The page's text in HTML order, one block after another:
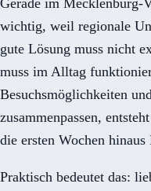
Gerade im Mecklenburg-
wichtig, weil regionale
gute Lösung muss nicht
muss im Alltag
Besuchsmöglichkeiten
zusammenpassen,
die ersten Wochen hinaus
Praktisch bedeutet das: